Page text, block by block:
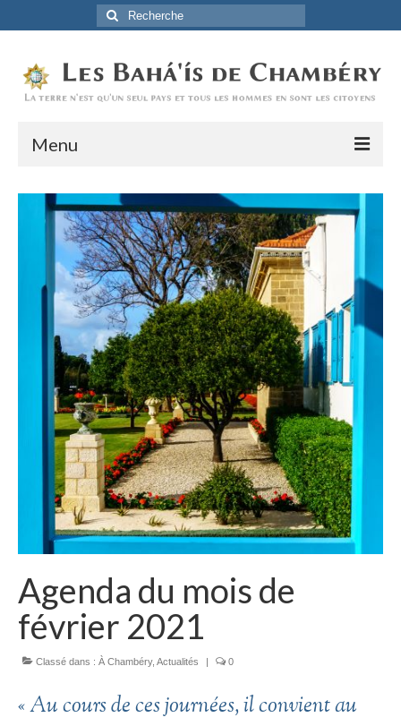
Rechercher
:
Menu
Accueil
La Foi Baha’ie
L’Histoire
Être Baha’i au quotidien
Un débordement d’actions
Actualités
Agenda du mois de
février 2021
Classé dans : À Chambéry, Actualités | 0
«Au cours de ces journées, il convient au